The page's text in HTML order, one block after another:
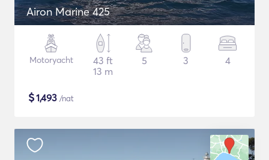
Airon Marine 425
Motoryacht
43 ft
13 m
5 3 4
$1,493 /nat